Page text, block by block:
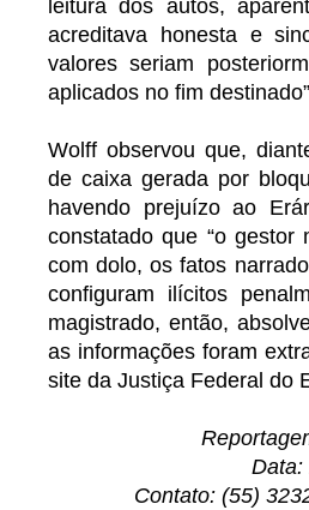
leitura dos autos,
acreditava honesta e
valores seriam
aplicados no fim
Wolff observou que,
de caixa gerada por
havendo prejuízo ao
constatado que “o gestor
com dolo, os fatos
configuram ilícitos
magistrado, então,
as informações foram
site da Justiça Federal do
Data:
Contato: (55)